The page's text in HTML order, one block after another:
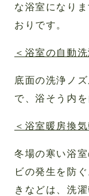
な浴室になり
おりです。
＜浴室の自動
底面の洗浄ノ
で、浴そう内
＜浴室暖房換
冬場の寒い浴
ビの発生を防
きなどは、洗